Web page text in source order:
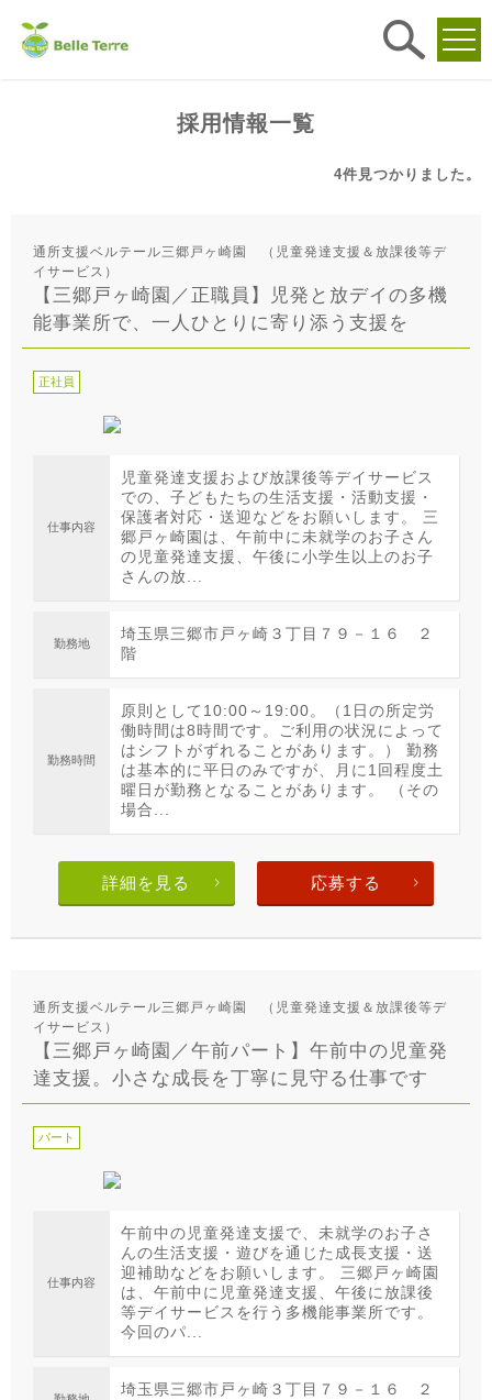
採用情報一覧
4件 見つかりました。
通所支援ベルテール三郷戸ヶ崎園 （児童発達支援＆放課後等デ
イサービス）
【三郷戸ヶ崎園／正職員】児発と放デイの多機
能事業所で、一人ひとりに寄り添う支援を
正社員
仕事内容
児童発達支援および放課後等デイサービス
での、子どもたちの生活支援・活動支援・
保護者対応・送迎などをお願いします。 三
郷戸ヶ崎園は、午前中に未就学のお子さん
の児童発達支援、午後に小学生以上のお子
さんの放...
勤務地
埼玉県三郷市戸ヶ崎３丁目７９－１６ ２
階
勤務時間
原則として10:00～19:00。（1日の所定労
働時間は8時間です。ご利用の状況によって
はシフトがずれることがあります。） 勤務
は基本的に平日のみですが、月に1回程度土
曜日が勤務となることがあります。 （その
場合...
詳細を見る 応募する
通所支援ベルテール三郷戸ヶ崎園 （児童発達支援＆放課後等デ
イサービス）
【三郷戸ヶ崎園／午前パート】午前中の児童発
達支援。小さな成長を丁寧に見守る仕事です
パート
仕事内容
午前中の児童発達支援で、未就学のお子さ
んの生活支援・遊びを通じた成長支援・送
迎補助などをお願いします。 三郷戸ヶ崎園
は、午前中に児童発達支援、午後に放課後
等デイサービスを行う多機能事業所です。
今回のパ...
埼玉県三郷市戸ヶ崎３丁目７９－１６ ２